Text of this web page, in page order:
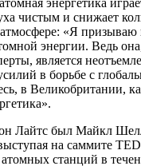
энергетика
чистым и снижает
атмосфере: «Я призываю
энергии. Ведь
является
в борьбе с
в Великобритании,
Лайтс был Майкл
на саммите
атомных станций в